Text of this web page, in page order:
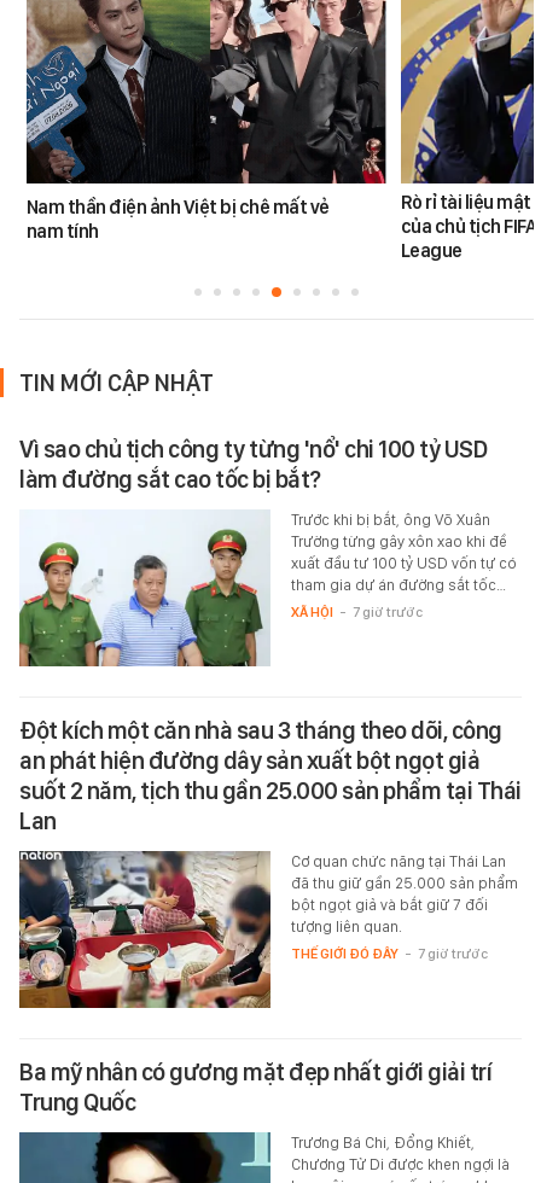
Nam thần điện ảnh Việt bị chê mất vẻ
nam tính
Rò rỉ tài liệu mật
của chủ tịch
League
TIN MỚI CẬP NHẬT
Vì sao chủ tịch công ty từng 'nổ' chi 100 tỷ USD
làm đường sắt cao tốc bị bắt?
Trước khi bị bắt, ông Võ Xuân
Trường từng gây xôn xao khi đề
xuất đầu tư 100 tỷ USD vốn tự có
tham gia dự án đường sắt tốc…
XÃ HỘI - 7 giờ trước
Đột kích một căn nhà sau 3 tháng theo dõi, công
an phát hiện đường dây sản xuất bột ngọt giả
suốt 2 năm, tịch thu gần 25.000 sản phẩm tại Thái
Lan
Cơ quan chức năng tại Thái Lan
đã thu giữ gần 25.000 sản phẩm
bột ngọt giả và bắt giữ 7 đối
tượng liên quan.
THẾ GIỚI ĐÓ ĐÂY - 7 giờ trước
Ba mỹ nhân có gương mặt đẹp nhất giới giải trí
Trung Quốc
Trương Bá Chi, Đổng Khiết,
Chương Tử Di được khen ngợi là